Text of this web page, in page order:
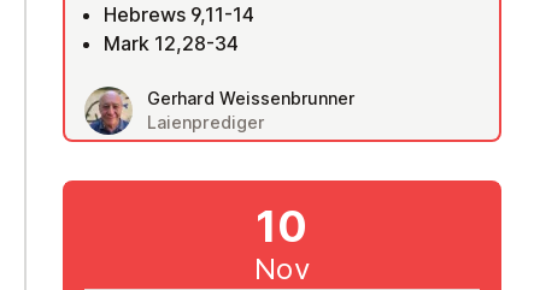
Hebrews 9,11-14
Mark 12,28-34
Gerhard Weissenbrunner
Laienprediger
10
Nov